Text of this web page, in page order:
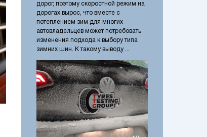
дорог, поэтому скоростной режим на
дорогах вырос, что вместе с
потеплением зим для многих
автовладельцев может потребовать
изменения подхода к выбору типа
зимних шин. К такому выводу ...